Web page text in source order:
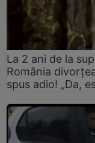
La 2 ani de la
România
spus adio! „Da,